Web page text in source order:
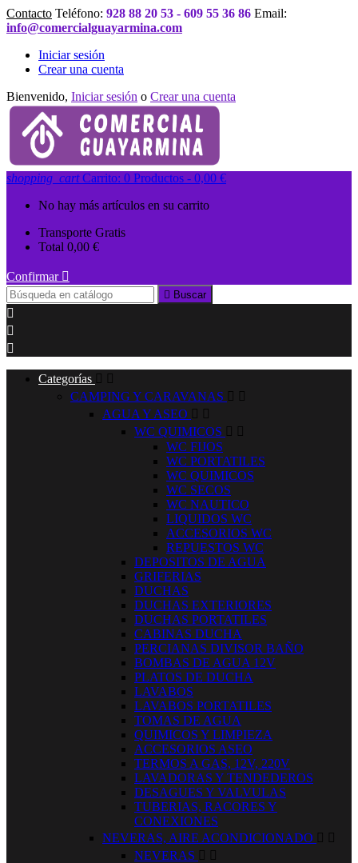
Contacto Teléfono: 928 88 20 53 - 609 55 36 86 Email:
info@comercialguayarmina.com
Iniciar sesión
Crear una cuenta
Bienvenido, Iniciar sesión o Crear una cuenta
shopping_cart Carrito: 0 Productos - 0,00 €
No hay más artículos en su carrito
Transporte Gratis
Total 0,00 €
Confirmar 
 Buscar



Categorías  
CAMPING Y CARAVANAS  
AGUA Y ASEO  
WC QUIMICOS  
WC FIJOS
WC PORTATILES
WC QUIMICOS
WC SECOS
WC NAUTICO
LIQUIDOS WC
ACCESORIOS WC
REPUESTOS WC
DEPOSITOS DE AGUA
GRIFERIAS
DUCHAS
DUCHAS EXTERIORES
DUCHAS PORTATILES
CABINAS DUCHA
PERCIANAS DIVISOR BAÑO
BOMBAS DE AGUA 12V
PLATOS DE DUCHA
LAVABOS
LAVABOS PORTATILES
TOMAS DE AGUA
QUIMICOS Y LIMPIEZA
ACCESORIOS ASEO
TERMOS A GAS, 12V, 220V
LAVADORAS Y TENDEDEROS
DESAGUES Y VALVULAS
TUBERIAS, RACORES Y
CONEXIONES
NEVERAS, AIRE ACONDICIONADO  
NEVERAS  